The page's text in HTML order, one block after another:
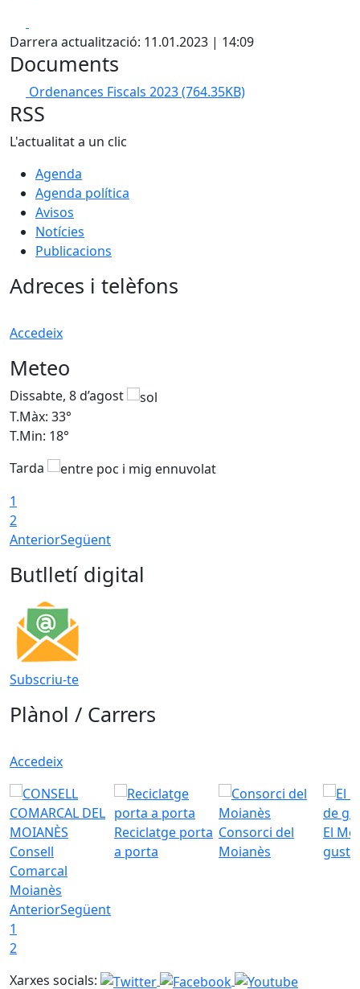
Darrera actualització: 11.01.2023 | 14:09
Documents
Ordenances Fiscals 2023(764.35KB)
RSS
L'actualitat a un clic
Agenda
Agenda política
Avisos
Notícies
Publicacions
Adreces i telèfons
Accedeix
Meteo
Dissabte, 8 d’agost
T.Màx: 33°
T.Min: 18°
Tarda
1
2
AnteriorSegüent
Butlletí digital
Subscriu-te
Plànol / Carrers
Accedeix
Consell
Comarcal
Moianès
Reciclatge porta
a porta
Consorci del
Moianès
El
gust
AnteriorSegüent
1
2
Xarxes socials: